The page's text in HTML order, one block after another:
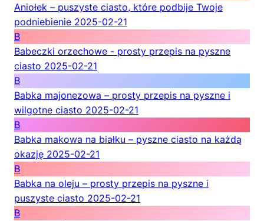
Aniołek – puszyste ciasto, które podbije Twoje
podniebienie 2025-02-21
B
Babeczki orzechowe - prosty przepis na pyszne
ciasto 2025-02-21
B
Babka majonezowa – prosty przepis na pyszne i
wilgotne ciasto 2025-02-21
B
Babka makowa na białku – pyszne ciasto na każdą
okazję 2025-02-21
B
Babka na oleju – prosty przepis na pyszne i
puszyste ciasto 2025-02-21
B